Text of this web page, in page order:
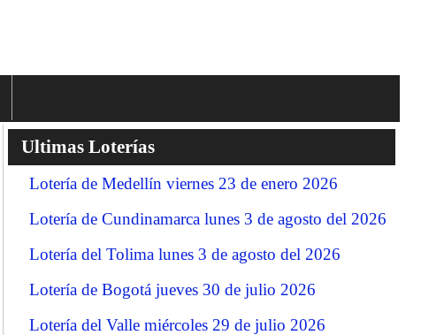
Ultimas Loterías
Lotería de Medellín viernes 23 de enero 2026
Lotería de Cundinamarca lunes 3 de agosto del 2026
Lotería del Tolima lunes 3 de agosto del 2026
Lotería de Bogotá jueves 30 de julio 2026
Lotería del Valle miércoles 29 de julio 2026